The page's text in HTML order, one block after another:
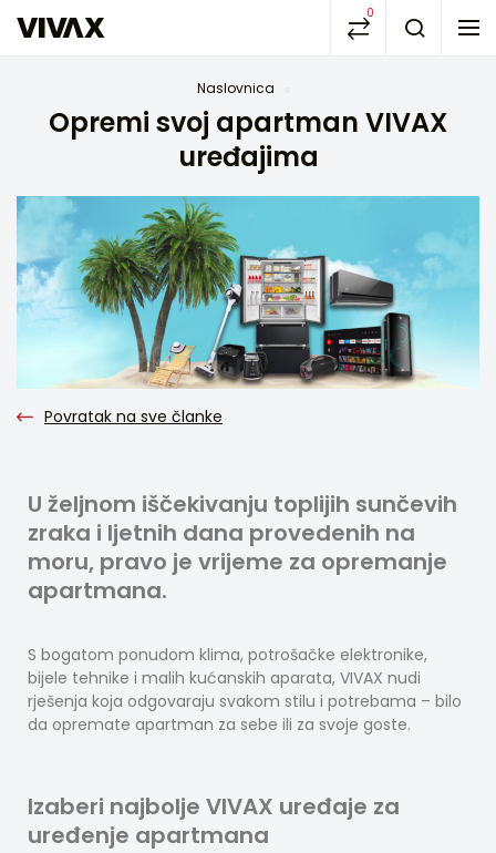
0
Naslovnica
Opremi svoj apartman VIVAX
uređajima
Povratak na sve članke
U željnom iščekivanju toplijih sunčevih
zraka i ljetnih dana provedenih na
moru, pravo je vrijeme za opremanje
apartmana.
S bogatom ponudom klima, potrošačke elektronike,
bijele tehnike i malih kućanskih aparata, VIVAX nudi
rješenja koja odgovaraju svakom stilu i potrebama – bilo
da opremate apartman za sebe ili za svoje goste.
Izaberi najbolje VIVAX uređaje za
uređenje apartmana